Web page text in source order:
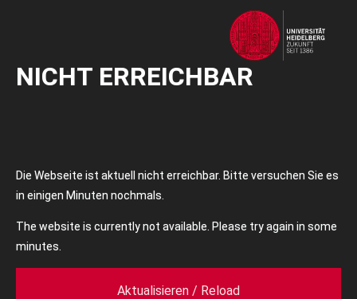
NICHT ERREICHBAR
Die Webseite ist aktuell nicht erreichbar. Bitte versuchen Sie es
in einigen Minuten nochmals.
The website is currently not available. Please try again in some
minutes.
Aktualisieren / Reload